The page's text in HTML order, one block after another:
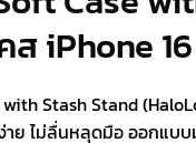
iPhone
Stash Stand
ย ไม่ลื่นหลุดมือ ออกแบ